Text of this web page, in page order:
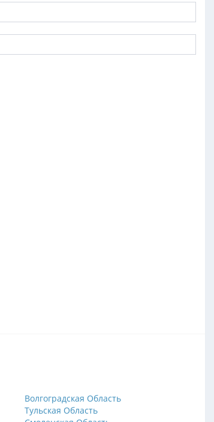
Волгоградская Область
Тульская Область